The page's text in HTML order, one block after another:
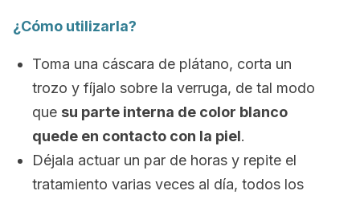
¿Cómo utilizarla?
Toma una cáscara de plátano, corta un
trozo y fíjalo sobre la verruga, de tal modo
que su parte interna de color blanco
quede en contacto con la piel.
Déjala actuar un par de horas y repite el
tratamiento varias veces al día, todos los